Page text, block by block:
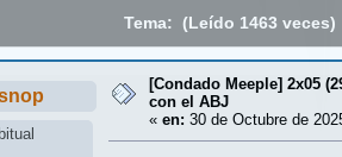
Tema: (Leído 1463 veces)
[Condado Meeple] 2x05
con el ABJ
« en: 30 de Octubre de